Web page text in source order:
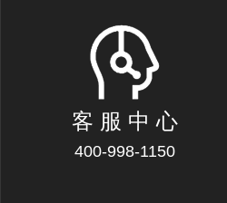
客 服 中 心
400-998-1150